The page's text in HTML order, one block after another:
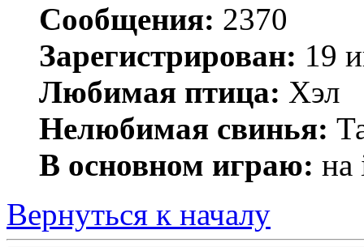
Сообщения: 2370
Зарегистрирован: 19
Любимая птица: Хэл
Нелюбимая свинья:
В основном играю: на
Вернуться к началу